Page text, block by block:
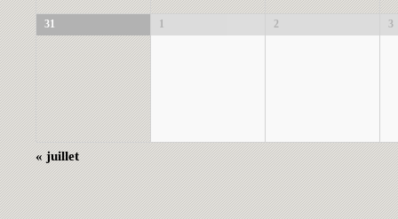
31 1 2 3
« juillet